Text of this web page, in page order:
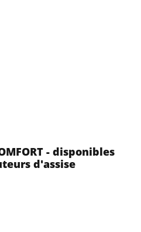
- disponibles
d'assise